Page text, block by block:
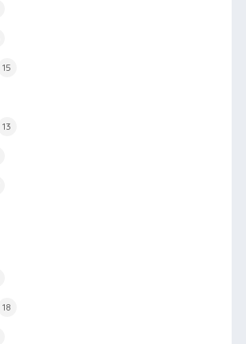
15
13
18